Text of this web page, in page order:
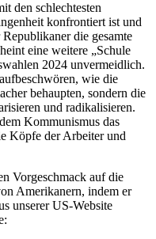
den schlechtesten
konfrontiert ist und
die gesamte
eine weitere „Schule
2024 unvermeidlich.
wie die
behaupten, sondern die
und radikalisieren.
Kommunismus das
Köpfe der Arbeiter und
Vorgeschmack auf die
Amerikanern, indem er
unserer US-Website